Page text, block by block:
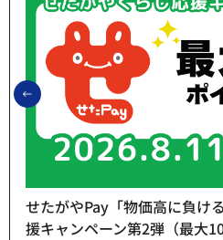
前のスライドを表示
せたがやPay「物価高に負け
援キャンペーン第2弾（最大